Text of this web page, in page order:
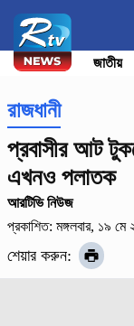
জাতীয়
রাজধানী
প্রবাসীর আট
এখনও পলাতক
আরটিভি নিউজ
প্রকাশিত: মঙ্গলবার, ১৯
শেয়ার করুন: